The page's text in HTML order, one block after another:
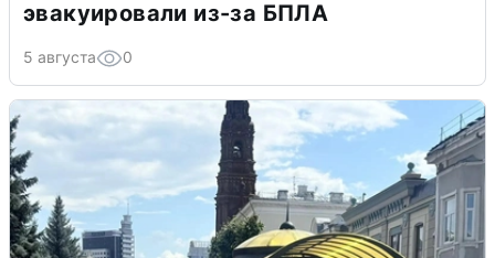
эвакуировали из-за БПЛА
5 августа 0